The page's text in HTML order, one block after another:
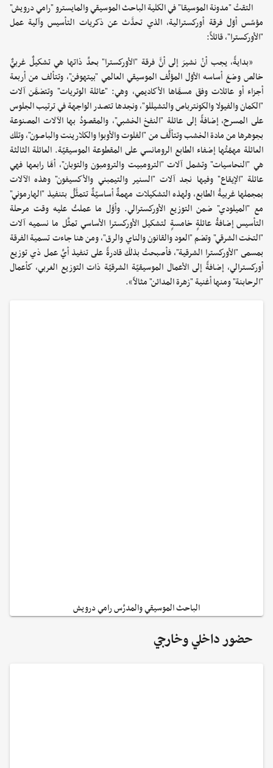
التقتْ "مدونة الموسيقا" في الكلية الباحث الموسيقي والمايسترو "رامي درويش"
مؤسّس أوّل فرقة أوركسترالية، الذي تحدَّث عن ذكريات التأسيس وآلية عمل
"الأوركسترا"، قائلاً:
«بدايةً، يجب أنْ نشيرَ إلى أنَّ فرقة "الأوركسترا" بحدِّ ذاتها هي تشكيلٌ غربيٌّ
خالص وضعَ أساسه الأوّل المؤلِّف الموسيقي العالمي "بيتهوفن"، وتتألف من أربعة
أجزاء أو عائلات وفق مسمَّاها الأكاديمي، وهي: "عائلة الوتريات" وتتضمَّن آلات
"الكمان والفيولا والكونترباص والتشيللو"، ونجدها تتصدر الواجهة في ترتيب الجلوس
على المسرح، إضافةً إلى عائلة "النفخ الخشبي"، والمقصودُ بها الآلات المصنوعة
بجوهرها من مادة الخشب وتتألَّف من "الفلوت والأوبوا والكلارينت والباصون"، وتلك
العائلة مهمّتُها إضفاء الطابع الرومانسي على المقطوعة الموسيقيّة. العائلة الثالثة
هي "النحاسيات" وتشمل آلات "الترومبيت والترومبون والتوبان"، أمَّا رابعها فهي
عائلة "الإيقاع" وفيها نجد آلات "السنير والتيمبني والأكسيفون" وهذه الآلات
بمجملها غربيةُ الطابع، ولهذه التشكيلات مهمةٌ أساسيّةٌ تتمثَّلُ بتنفيذ "الهارموني"
مع "الميلودي" ضمن التوزيع الأوركسترالي. وأوَّل ما عملتُ عليه وقت مرحلة
التأسيس إضافةُ عائلةٍ خامسةٍ لتشكيل الأوركسترا الأساسي تمثِّل ما نسميه آلات
"التخت الشرقي" وتضم "العود والقانون والناي والرق"، ومن هنا جاءت تسمية الفرقة
بمسمى "الأوركسترا الشرقية"، فأصبحتْ بذلكَ قادرةً على تنفيذ أيِّ عمل ذي توزيع
أوركسترالي، إضافةً إلى الأعمال الموسيقيّة الشرقيّة ذات التوزيع الغربي، كأعمال
"الرحابنة" ومنها أغنية "زهرة المدائن" مثالاً».
الباحث الموسيقي والمدرِّس رامي درويش
حضور داخلي وخارجي